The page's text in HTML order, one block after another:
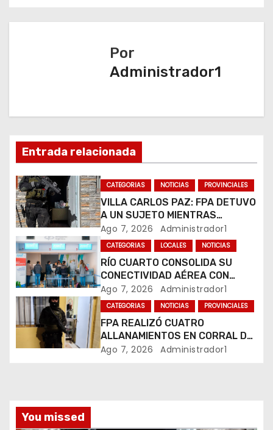
g
n
d
e
e
n
t
r
a
s
Por
Administrador1
Entrada relacionada
CATEGORIAS NOTICIAS PROVINCIALES
VILLA CARLOS PAZ: FPA DETUVO
A UN SUJETO MIENTRAS
COMERCIALIZABA COCAÍNA Y
MARIHUANA EN UNA PLAZA
Ago 7, 2026 Administrador1
CATEGORIAS LOCALES NOTICIAS
RÍO CUARTO CONSOLIDA SU
CONECTIVIDAD AÉREA CON
CUATRO VUELOS SEMANALES A
BUENOS AIRES
Ago 7, 2026 Administrador1
CATEGORIAS NOTICIAS PROVINCIALES
FPA REALIZÓ CUATRO
ALLANAMIENTOS EN CORRAL DE
BUSTOS-IFFLINGER
Ago 7, 2026 Administrador1
You missed